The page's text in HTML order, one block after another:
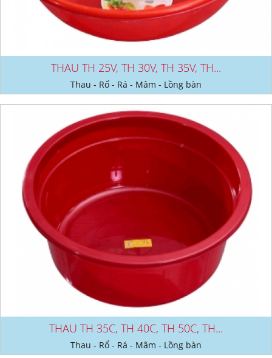
THAU TH 25V, TH 30V, TH 35V, TH...
Thau - Rổ - Rá - Mâm - Lồng bàn
THAU TH 35C, TH 40C, TH 50C, TH...
Thau - Rổ - Rá - Mâm - Lồng bàn